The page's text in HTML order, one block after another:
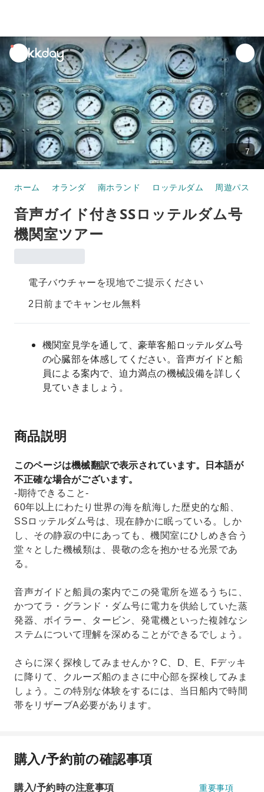
unread
notifications
7
ホーム オランダ 南ホランド ロッテルダム 周遊パス
音声ガイド付きSSロッテルダム号
機関室ツアー
電子バウチャーを現地でご提示ください
2日前までキャンセル無料
機関室見学を通して、豪華客船ロッテルダム号
の心臓部を体感してください。音声ガイドと船
員による案内で、迫力満点の機械設備を詳しく
見ていきましょう。
商品説明
このページは機械翻訳で表示されています。日本語が
不正確な場合がございます。
-期待できること-
60年以上にわたり世界の海を航海した歴史的な船、
SSロッテルダム号は、現在静かに眠っている。しか
し、その静寂の中にあっても、機関室にひしめき合う
堂々とした機械類は、畏敬の念を抱かせる光景であ
る。
音声ガイドと船員の案内でこの発電所を巡るうちに、
か​​つてラ・グランド・ダム号に電力を供給していた蒸
発器、ボイラー、タービン、発電機といった複雑なシ
ステムについて理解を深めることができるでしょう。
さらに深く探検してみませんか？C、D、E、Fデッキ
に降りて、クルーズ船のまさに中心部を探検してみま
しょう。この特別な体験をするには、当日船内で時間
帯をリザーブA必要があります。
購入/予約前の確認事項
購入/予約時の注意事項 重要事項